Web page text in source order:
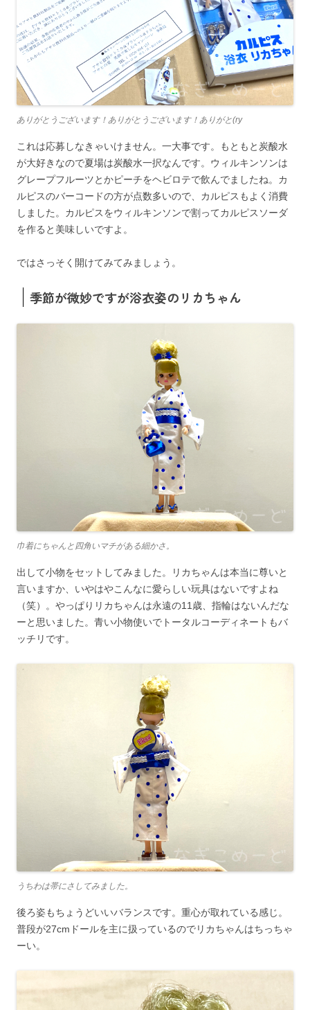
ありがとうございます！ありがとうございます！ありがと(ry
これは応募しなきゃいけません。一大事です。もともと炭酸水
が大好きなので夏場は炭酸水一択なんです。ウィルキンソンは
グレープフルーツとかピーチをヘビロテで飲んでましたね。カ
ルピスのバーコードの方が点数多いので、カルピスもよく消費
しました。カルピスをウィルキンソンで割ってカルピスソーダ
を作ると美味しいですよ。
ではさっそく開けてみてみましょう。
季節が微妙ですが浴衣姿のリカちゃん
巾着にちゃんと四角いマチがある細かさ。
出して小物をセットしてみました。リカちゃんは本当に尊いと
言いますか、いやはやこんなに愛らしい玩具はないですよね
（笑）。やっぱりリカちゃんは永遠の11歳、指輪はないんだな
ーと思いました。青い小物使いでトータルコーディネートもバ
ッチリです。
うちわは帯にさしてみました。
後ろ姿もちょうどいいバランスです。重心が取れている感じ。
普段が27cmドールを主に扱っているのでリカちゃんはちっちゃ
ーい。